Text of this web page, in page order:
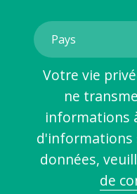
Votre vie
ne
informations
d'informations
données,
de